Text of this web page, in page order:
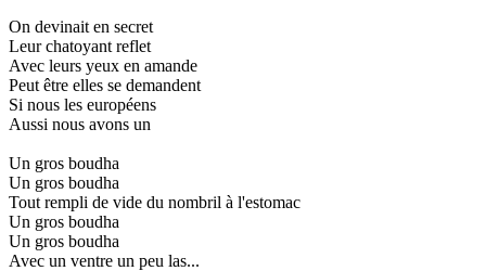
On devinait en secret
Leur chatoyant reflet
Avec leurs yeux en amande
Peut être elles se demandent
Si nous les européens
Aussi nous avons un
Un gros boudha
Un gros boudha
Tout rempli de vide du nombril à l'estomac
Un gros boudha
Un gros boudha
Avec un ventre un peu las...